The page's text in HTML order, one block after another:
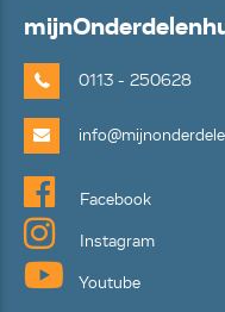
mijn
0113 - 250628
Facebook
Instagram
Youtube